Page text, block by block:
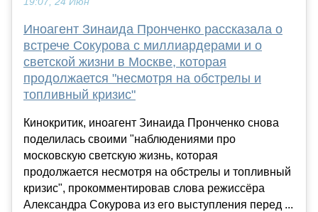
Иноагент Зинаида Пронченко рассказала о
встрече Сокурова с миллиардерами и о
светской жизни в Москве, которая
продолжается "несмотря на обстрелы и
топливный кризис"
Кинокритик, иноагент Зинаида Пронченко снова
поделилась своими "наблюдениями про
московскую светскую жизнь, которая
продолжается несмотря на обстрелы и топливный
кризис", прокомментировав слова режиссёра
Александра Сокурова из его выступления перед ...